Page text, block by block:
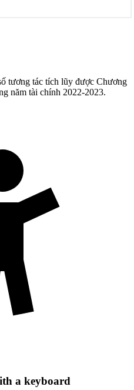
tương tác tích lũy được Chương
năm tài chính 2022-2023.
a keyboard